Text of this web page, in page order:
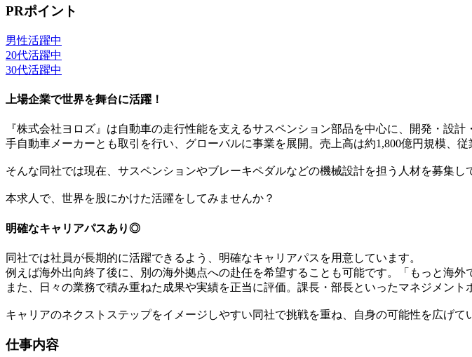
PRポイント
男性活躍中
20代活躍中
30代活躍中
上場企業で世界を舞台に活躍！
『株式会社ヨロズ』は自動車の走行性能を支えるサスペンション部品を中心に、開発・設
手自動車メーカーとも取引を行い、グローバルに事業を展開。売上高は約1,800億円規模、
そんな同社では現在、サスペンションやブレーキペダルなどの機械設計を担う人材を募集
本求人で、世界を股にかけた活躍をしてみませんか？
明確なキャリアパスあり◎
同社では社員が長期的に活躍できるよう、明確なキャリアパスを用意しています。
例えば海外出向終了後に、別の海外拠点への赴任を希望することも可能です。「もっと海
また、日々の業務で積み重ねた成果や実績を正当に評価。課長・部長といったマネジメント
キャリアのネクストステップをイメージしやすい同社で挑戦を重ね、自身の可能性を広げて
仕事内容